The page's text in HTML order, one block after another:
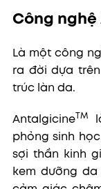
Công
Là một công
ra đời dựa
trúc làn da.
AntalgicineTM
phỏng sinh
sợi thần kinh
kem dưỡng